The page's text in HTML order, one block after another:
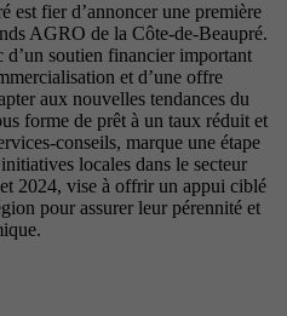
est fier d’annoncer une première
AGRO de la Côte-de-Beaupré.
soutien financier important
et d’une offre
aux nouvelles tendances du
forme de prêt à un taux réduit et
conseils, marque une étape
locales dans le secteur
2024, vise à offrir un appui ciblé
pour assurer leur pérennité et